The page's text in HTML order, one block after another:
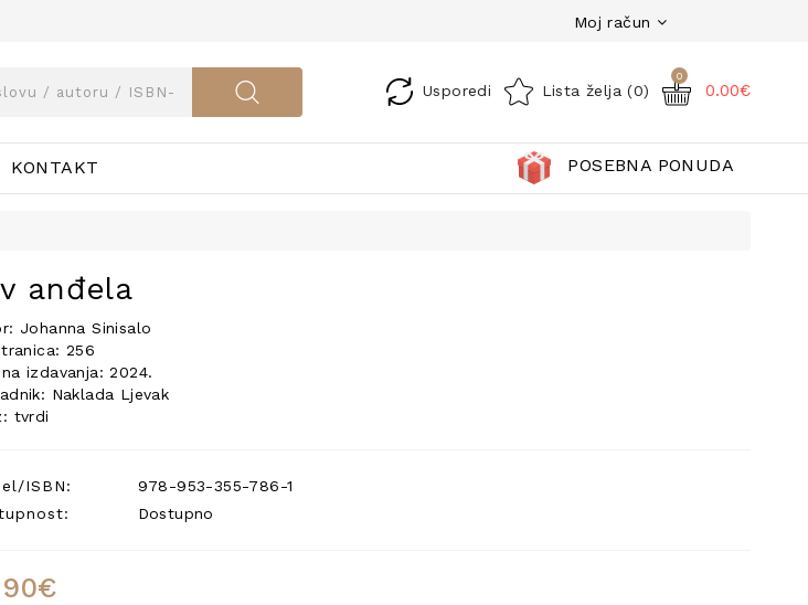
Moj račun
Usporedi Lista želja (0)
0
0.00€
KONTAKT POSEBNA PONUDA
anđela
Johanna Sinisalo
256
izdavanja: 2024.
Naklada Ljevak
tvrdi
ISBN:
978-953-355-786-1
Dostupno